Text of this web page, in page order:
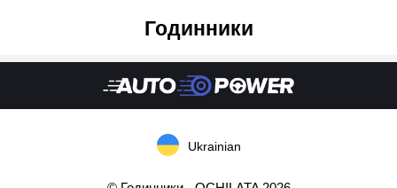
Годинники
Ukrainian